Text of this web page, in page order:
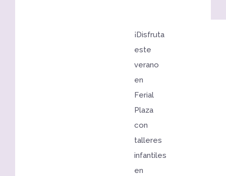
¡Disfruta
este
verano
en
Ferial
Plaza
con
talleres
infantiles
en